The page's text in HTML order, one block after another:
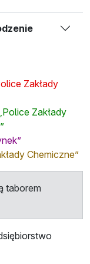
Zakłady
Zakłady
Chemiczne”
taborem